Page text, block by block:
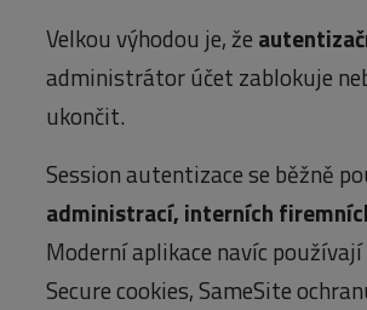
Velkou výhodou je, že
administrátor účet zablokuje
ukončit.
Session autentizace se běžně
administrací, interních
Moderní aplikace navíc
Secure cookies, SameSite